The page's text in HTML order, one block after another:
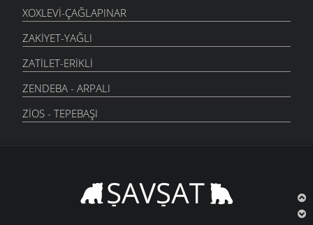
XOXLEVI-ÇAĞLAPINAR
ZAKIYET-YAĞLI
ZATILET-ERIKLI
ZENDEBA - ARPALI
ZIOS - TEPEBAŞI